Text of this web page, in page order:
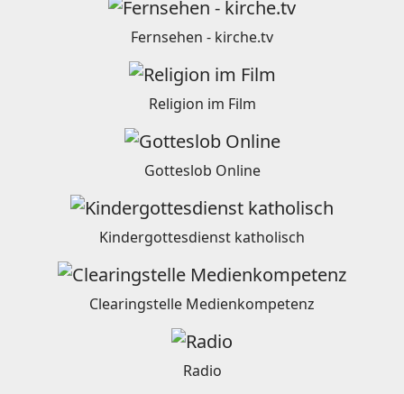
Fernsehen - kirche.tv
Religion im Film
Gotteslob Online
Kindergottesdienst katholisch
Clearingstelle Medienkompetenz
Radio